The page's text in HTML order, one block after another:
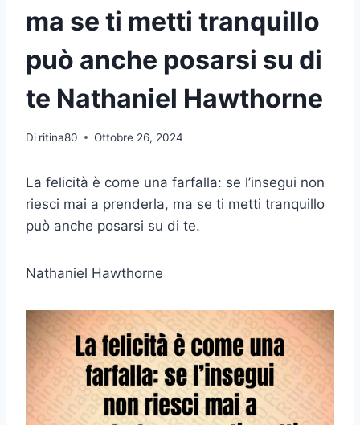
ma se ti metti tranquillo
può anche posarsi su di
te Nathaniel Hawthorne
Di ritina80 Ottobre 26, 2024
La felicità è come una farfalla: se l’insegui non
riesci mai a prenderla, ma se ti metti tranquillo
può anche posarsi su di te.
Nathaniel Hawthorne